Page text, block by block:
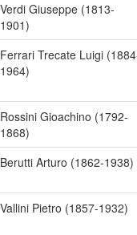
Verdi Giuseppe (1813-
1901)
Ferrari Trecate Luigi
1964)
Rossini Gioachino (1792-
1868)
Berutti Arturo (1862-1938)
Vallini Pietro (1857-1932)